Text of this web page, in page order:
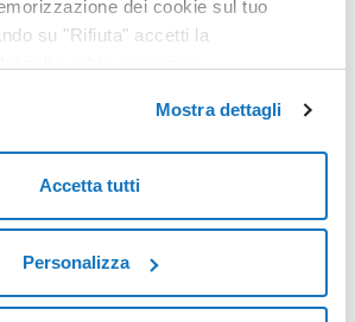
dei cookie sul tuo
su "Rifiuta" accetti la
Mostra dettagli
Accetta tutti
Personalizza